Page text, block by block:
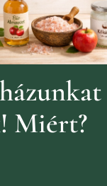
Miért?